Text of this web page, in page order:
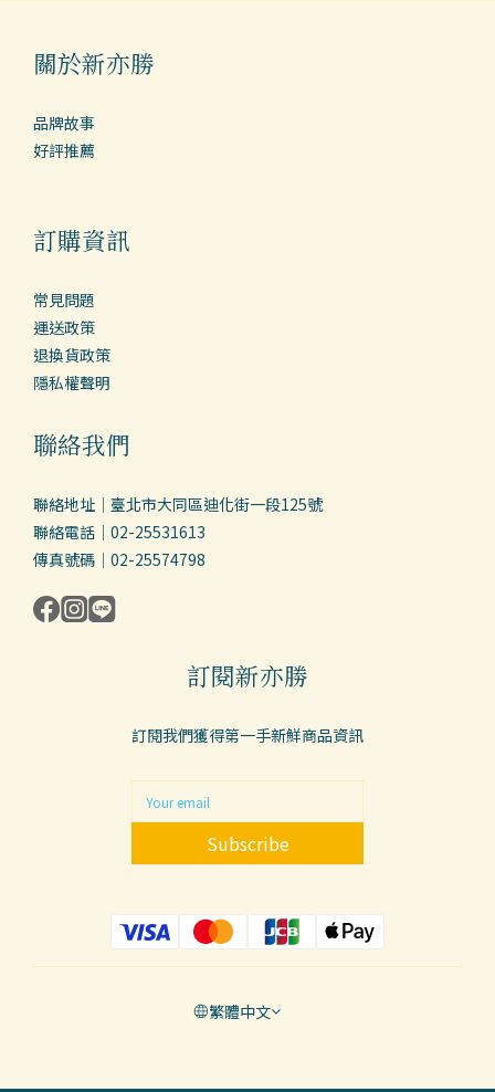
關於新亦勝
品牌故事
好評推薦
訂購資訊
常見問題
運送政策
退換貨政策
隱私權聲明
聯絡我們
聯絡地址｜臺北市大同區迪化街一段125號
聯絡電話｜02-25531613
傳真號碼｜02-25574798
訂閱新亦勝
訂閱我們獲得第一手新鮮商品資訊
Subscribe
繁體中文